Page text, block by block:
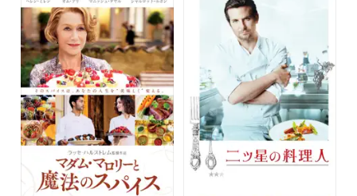
ダ
ム・
マ
ロ
リ
ー
と
魔
法
の
ス
パ